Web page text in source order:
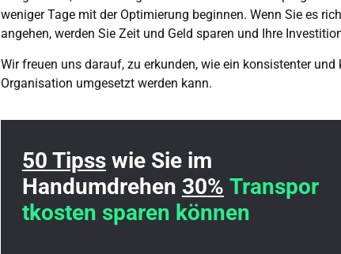
weniger Tage mit der Optimierung beginnen. Wenn Sie es
angehen, werden Sie Zeit und Geld sparen und Ihre
Wir freuen uns darauf, zu erkunden, wie ein konsistenter
Organisation umgesetzt werden kann.
50 Tipsswie Sie im
Handumdrehen 30% Transpor
tkosten sparen können